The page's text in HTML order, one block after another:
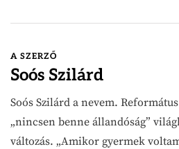
A SZERZŐ
Soós Szilárd
Soós Szilárd a nevem.
„nincsen benne állandóság”
változás. „Amikor gyermek